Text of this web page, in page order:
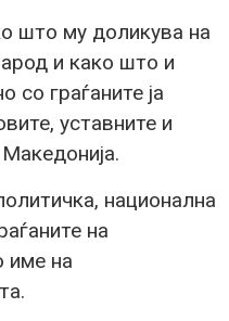
што му доликува на
и како што и
граѓаните ја
уставните и
национална
на
име на